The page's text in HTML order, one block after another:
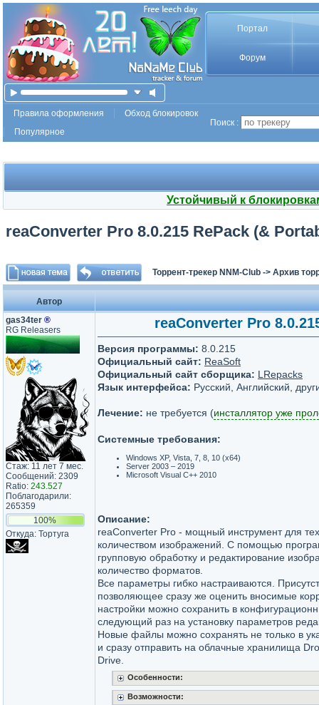
Портал
Форум
Правила оформления
Обход блокировок
Популярное
Поиск :
Устойчивый к
reaConverter Pro 8.0.215 RePack (&
Торрент-трекер NNM-Club -> Архив
Автор
gas34ter ®
RG Releasers
Стаж: 11 лет 7 мес.
Сообщений: 2309
Ratio: 243.527
Поблагодарили:
265359
100%
Откуда: Тортуга
reaConverter Pro
Версия программы: 8.0.215
Официальный сайт: ReaSoft
Официальный сайт сборщика: LRepacks
Язык интерфейса: Русский, Английский,
Лечение: не требуется (инсталлятор уже
Системные требования:
Windows XP, Vista, 7, 8, 10 (x64)
Server 2003 – 2019
Microsoft Visual C++ 2010
Описание:
reaConverter Pro - мощный инструмент для
количеством изображений. C помощью
групповую обработку и редактирование
количество форматов.
Все параметры гибко настраиваются.
позволяющее сразу же оценить вносимые
настройки можно сохранить в
следующий раз на установку параметров
Новые файлы можно сохранять не только в
и сразу отправить на облачные хранилища
Drive.
Особенности:
Возможности: